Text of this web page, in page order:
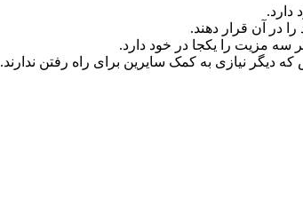
دارد.
را در آن قرار دهند.
سه مزیت را یکجا در خود دارد.
دیگر نیازی به کمک سایرین برای راه رفتن ندارند.